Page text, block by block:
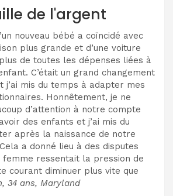
de l'argent
nouveau bébé a coïncidé avec
plus grande et d’une voiture
de toutes les dépenses liées à
C’était un grand changement
j’ai mis du temps à adapter mes
Honnêtement, je ne
d’attention à notre compte
des enfants et j’ai mis du
après la naissance de notre
a donné lieu à des disputes
femme ressentait la pression de
courant diminuer plus vite que
34 ans, Maryland